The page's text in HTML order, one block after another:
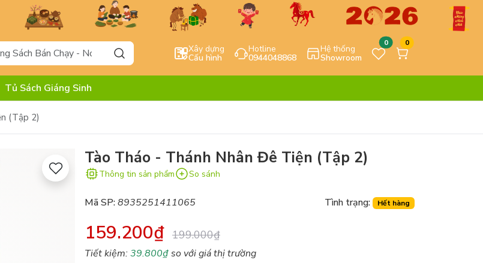
Xây dựng
Cấu hình
Hotline
0944048868
Hệ thống
Showroom
0 0
Tủ Sách Giáng Sinh
(Tập 2)
Tào Tháo - Thánh Nhân Đê Tiện (Tập 2)
Thông tin sản phẩm So sánh
Mã SP:8935251411065 Tình trạng: Hết hàng
159.200₫ 199.000₫
Tiết kiệm:39.800₫so với giá thị trường